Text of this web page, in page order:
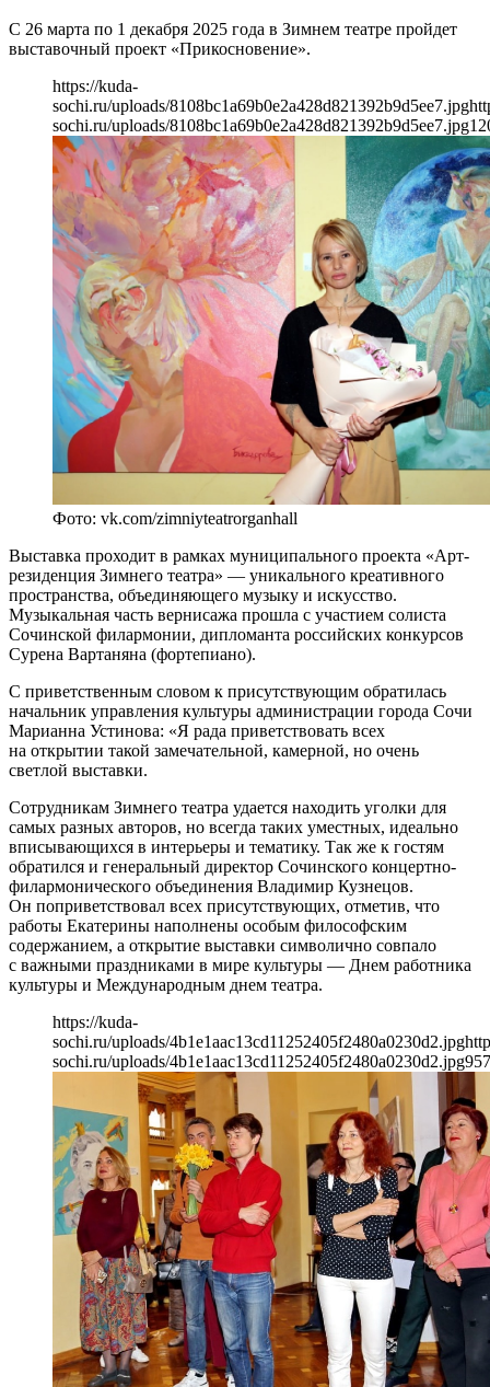
С 26 марта по 1 декабря 2025 года в Зимнем театре пройдет
выставочный проект «Прикосновение».
https://kuda-
sochi.ru/uploads/8108bc1a69b0e2a428d821392b9d5ee7.jpg
sochi.ru/uploads/8108bc1a69b0e2a428d821392b9d5ee7.jpg
Фото: vk.com/zimniyteatrorganhall
Выставка проходит в рамках муниципального проекта «Арт-
резиденция Зимнего театра» — уникального креативного
пространства, объединяющего музыку и искусство.
Музыкальная часть вернисажа прошла с участием солиста
Сочинской филармонии, дипломанта российских конкурсов
Сурена Вартаняна (фортепиано).
С приветственным словом к присутствующим обратилась
начальник управления культуры администрации города Сочи
Марианна Устинова: «Я рада приветствовать всех
на открытии такой замечательной, камерной, но очень
светлой выставки.
Сотрудникам Зимнего театра удается находить уголки для
самых разных авторов, но всегда таких уместных, идеально
вписывающихся в интерьеры и тематику. Так же к гостям
обратился и генеральный директор Сочинского концертно-
филармонического объединения Владимир Кузнецов.
Он поприветствовал всех присутствующих, отметив, что
работы Екатерины наполнены особым философским
содержанием, а открытие выставки символично совпало
с важными праздниками в мире культуры — Днем работника
культуры и Международным днем театра.
https://kuda-
sochi.ru/uploads/4b1e1aac13cd11252405f2480a0230d2.jpg
sochi.ru/uploads/4b1e1aac13cd11252405f2480a0230d2.jpg957